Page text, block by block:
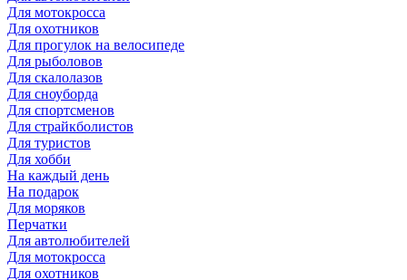
Для мотокросса
Для охотников
Для прогулок на велосипеде
Для рыболовов
Для скалолазов
Для сноуборда
Для спортсменов
Для страйкболистов
Для туристов
Для хобби
На каждый день
На подарок
Для моряков
Перчатки
Для автолюбителей
Для мотокросса
Для охотников